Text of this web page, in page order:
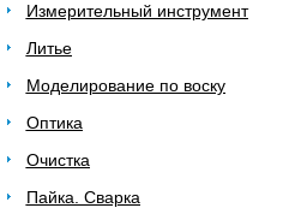
Измерительный инструмент
Литье
Моделирование по воску
Оптика
Очистка
Пайка. Сварка